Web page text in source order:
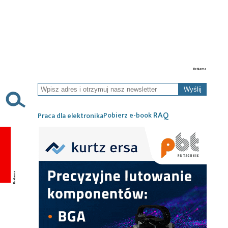
Wyślij
Praca dla elektronikaPobierz e-bookRAQ